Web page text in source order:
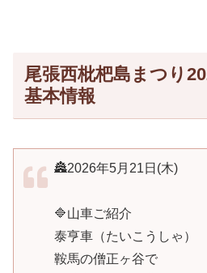
尾張西枇杷島まつり
基本情報
🏯2026年5月21日(木)
🔷山車ご紹介
泰亨車（たいこうしゃ）
鞍馬の僧正ヶ谷で